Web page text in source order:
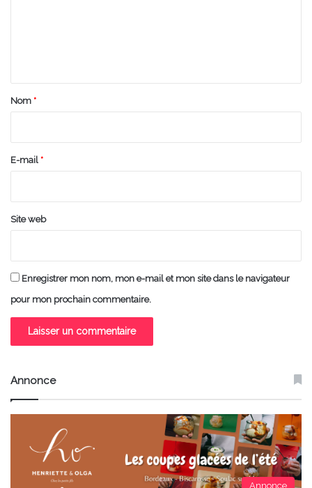
a
e
Nom *
E-mail *
Site web
Enregistrer mon nom, mon e-mail et mon site dans le navigateur
pour mon prochain commentaire.
Annonce
Annonce